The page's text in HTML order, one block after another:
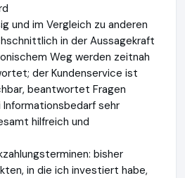
und im Vergleich zu anderen
in der Aussagekraft
Weg werden zeitnah
der Kundenservice ist
beantwortet Fragen
sehr
hilfreich und
bisher
in die ich investiert habe,